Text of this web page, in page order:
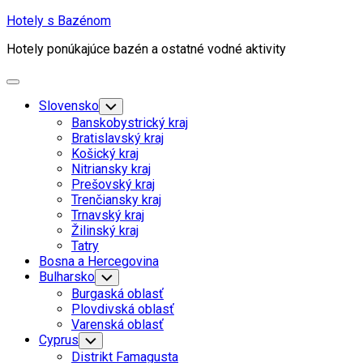
Skip
content
Hotely s Bazénom
Hotely ponúkajúce bazén a ostatné vodné aktivity
Expand
Slovensko Toggle
Child
Menu
Banskobystrický kraj
Bratislavský kraj
Košický kraj
Nitriansky kraj
Prešovský kraj
Trenčiansky kraj
Trnavský kraj
Žilinský kraj
Tatry
Bosna a Hercegovina
Bulharsko Toggle
Child
Menu
Burgaská oblasť
Plovdivská oblasť
Varenská oblasť
Cyprus Toggle
Child
Distrikt Famagusta